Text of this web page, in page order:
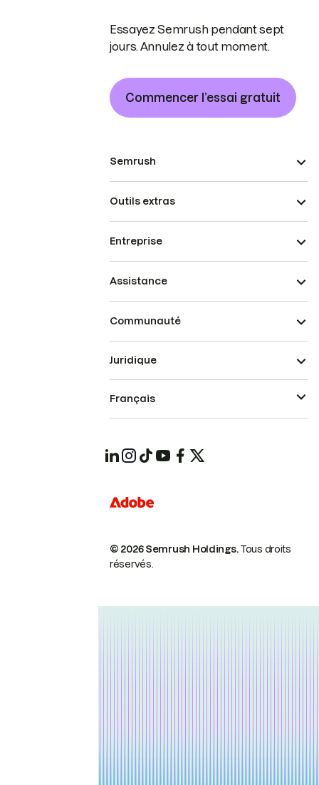
Essayez Semrush pendant sept
jours. Annulez à tout moment.
Commencer l’essai gratuit
Semrush
Outils extras
Entreprise
Assistance
Communauté
© 2026 Semrush Holdings.Tous droits
réservés.
Juridique
Français